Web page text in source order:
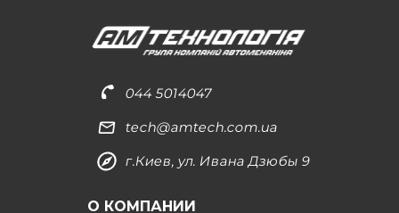
044 5014047
tech@amtech.com.ua
г.Киев, ул. Ивана Дзюбы 9
О КОМПАНИИ